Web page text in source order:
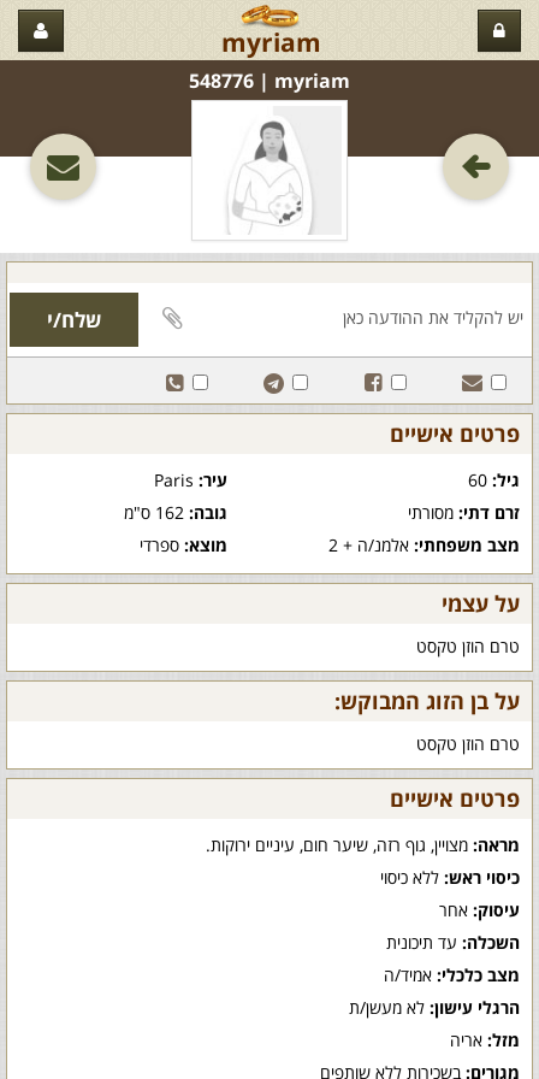
myriam
myriam‏ | 548776
פרטים אישיים
גיל: עיר:Paris
זרם דתי: מסורתי גובה:162 ס"מ
מצב משפחתי: אלמנ/ה + 2 מוצא:ספרדי
על עצמי
טרם הוזן טקסט
על בן הזוג המבוקש:
טרם הוזן טקסט
פרטים אישיים
מראה: מצויין, גוף רזה, שיער חום, עיניים ירוקות.
כיסוי ראש: ללא כיסוי
עיסוק: אחר
השכלה: עד תיכונית
מצב כלכלי: אמיד/ה
הרגלי עישון: לא מעשן/ת
מזל: אריה
מגורים: בשכירות ללא שותפים